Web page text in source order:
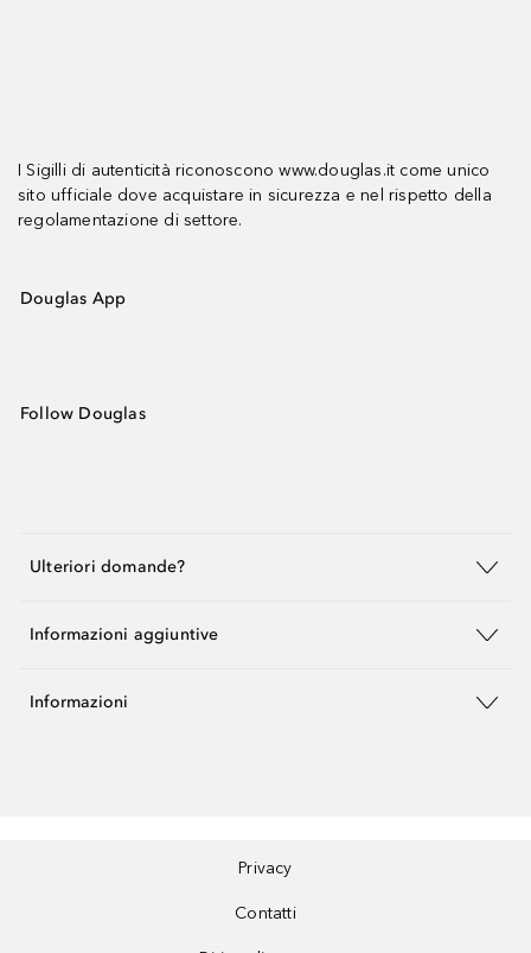
I Sigilli di autenticità riconoscono www.douglas.it come unico
sito ufficiale dove acquistare in sicurezza e nel rispetto della
regolamentazione di settore.
Douglas App
Follow Douglas
Ulteriori domande?
Informazioni aggiuntive
Informazioni
Privacy
Contatti